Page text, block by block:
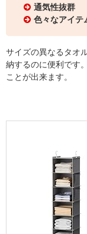
通気性抜群
色々なアイテ
サイズの異なるタオ
納するのに便利です
ことが出来ます。